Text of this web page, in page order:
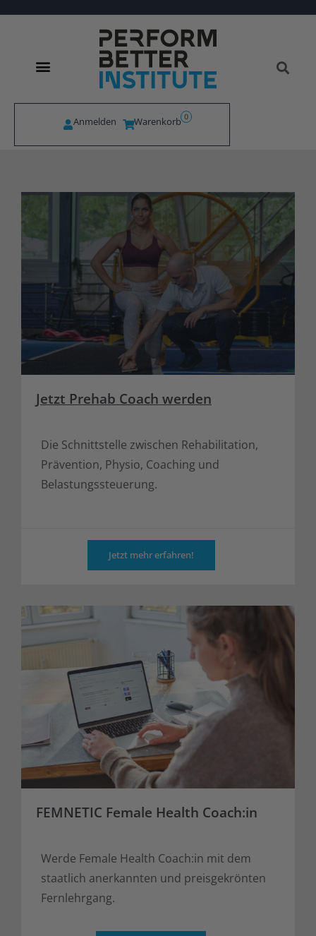
Anmelden Warenkorb 0
Jetzt Prehab Coach werden
Die Schnittstelle zwischen Rehabilitation,
Prävention, Physio, Coaching und
Belastungssteuerung.
Jetzt mehr erfahren!
FEMNETIC Female Health Coach:in
Werde Female Health Coach:in mit dem
staatlich anerkannten und preisgekrönten
Fernlehrgang.